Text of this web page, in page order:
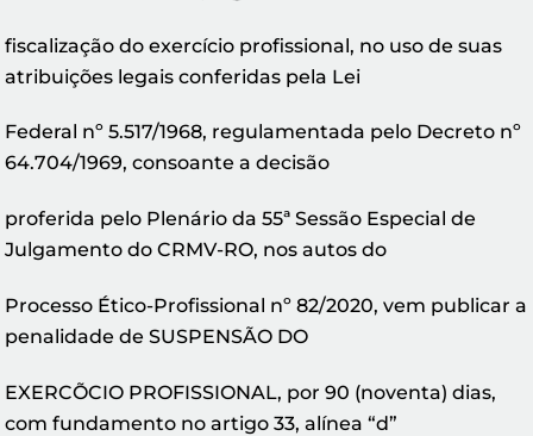
fiscalização do exercício profissional, no uso de suas
atribuições legais conferidas pela Lei
Federal nº 5.517/1968, regulamentada pelo Decreto nº
64.704/1969, consoante a decisão
proferida pelo Plenário da 55ª Sessão Especial de
Julgamento do CRMV-RO, nos autos do
Processo Ético-Profissional nº 82/2020, vem publicar a
penalidade de SUSPENSÃO DO
EXERCÕCIO PROFISSIONAL, por 90 (noventa) dias,
com fundamento no artigo 33, alínea “d”